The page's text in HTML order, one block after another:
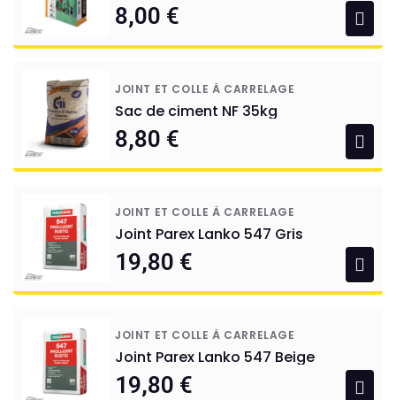
8,00 €
JOINT ET COLLE À CARRELAGE
Sac de ciment NF 35kg
8,80 €
JOINT ET COLLE À CARRELAGE
Joint Parex Lanko 547 Gris
19,80 €
JOINT ET COLLE À CARRELAGE
Joint Parex Lanko 547 Beige
19,80 €